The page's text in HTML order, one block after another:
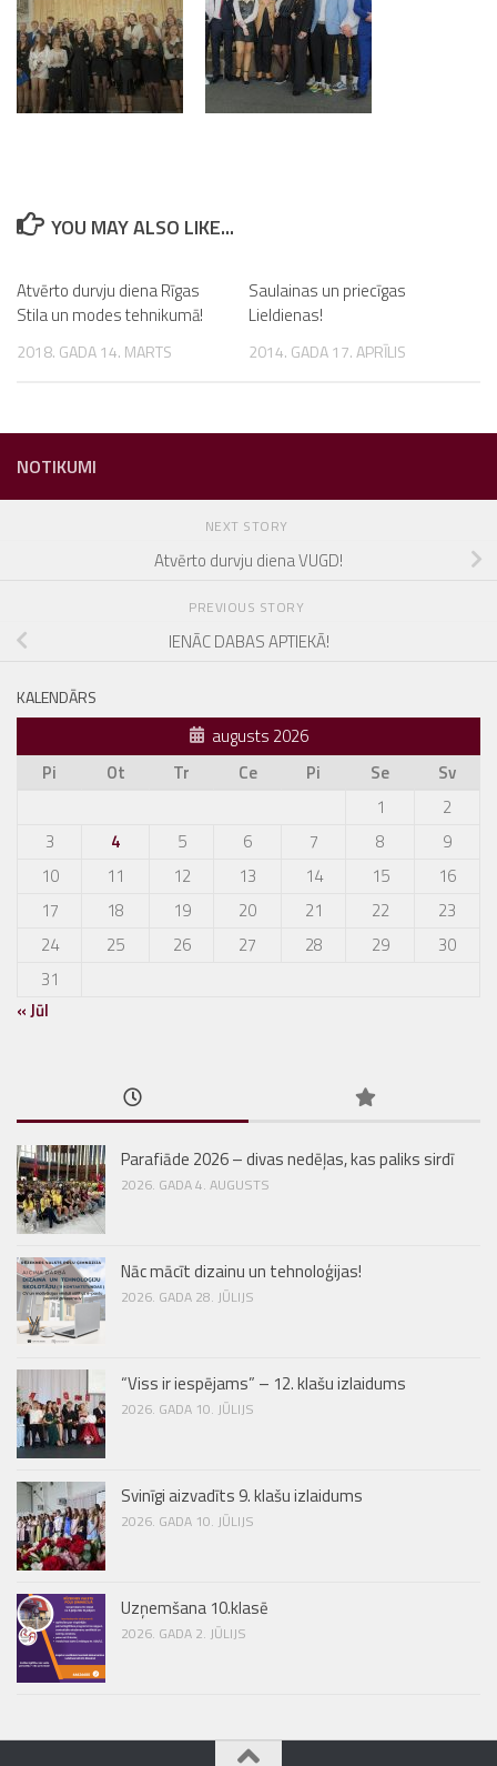
YOU MAY ALSO LIKE...
Atvērto durvju diena Rīgas
Stila un modes tehnikumā!
2018. GADA 14. MARTS
Saulainas un priecīgas
Lieldienas!
2014. GADA 17. APRĪLIS
NOTIKUMI
NEXT STORY
Atvērto durvju diena VUGD!
PREVIOUS STORY
IENĀC DABAS APTIEKĀ!
KALENDĀRS
augusts 2026
Pi
Ot Tr Ce Pi Se
Sv
1
2
3
4 5 6 7 8
9
10
11 12 13 14 15
16
17
18 19 20 21 22
23
24
25 26 27 28 29
30
31
« Jūl
Parafiāde 2026 – divas nedēļas, kas paliks sirdī
2026. GADA 4. AUGUSTS
Nāc mācīt dizainu un tehnoloģijas!
2026. GADA 28. JŪLIJS
“Viss ir iespējams” – 12. klašu izlaidums
2026. GADA 10. JŪLIJS
Svinīgi aizvadīts 9. klašu izlaidums
2026. GADA 10. JŪLIJS
Uzņemšana 10.klasē
2026. GADA 2. JŪLIJS